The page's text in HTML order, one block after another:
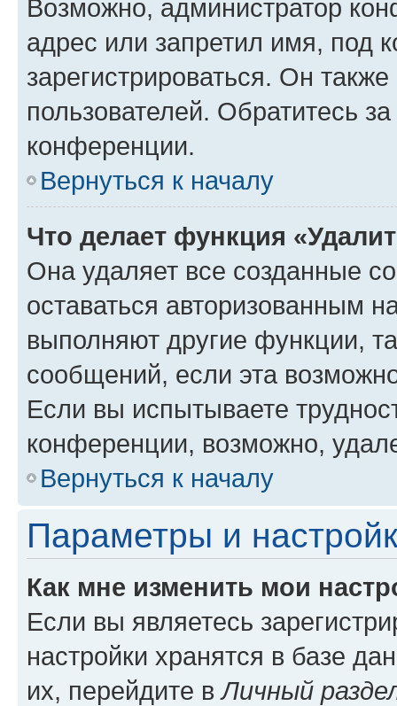
Возможно, администратор
адрес или запретил имя, под
зарегистрироваться. Он
пользователей. Обратитесь
конференции.
Вернуться к началу
Что делает функция
Она удаляет все созданные
оставаться авторизованным
выполняют другие функции,
сообщений, если эта
Если вы испытываете
конференции, возможно,
Вернуться к началу
Параметры и
Как мне изменить мои
Если вы являетесь
настройки хранятся в базе
их, перейдите вЛичный